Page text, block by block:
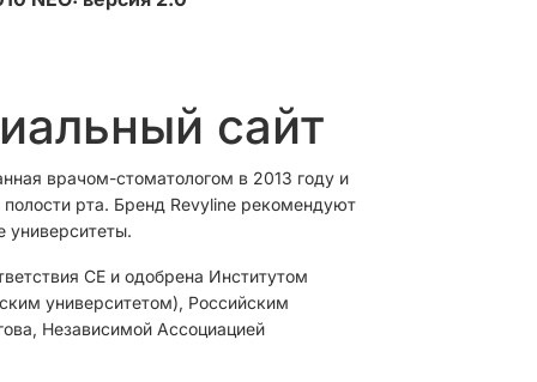
сайт
врачом-стоматологом в 2013 году и
рта. Бренд Revyline рекомендуют
университеты.
CЕ и одобрена Институтом
университетом), Российским
Независимой Ассоциацией